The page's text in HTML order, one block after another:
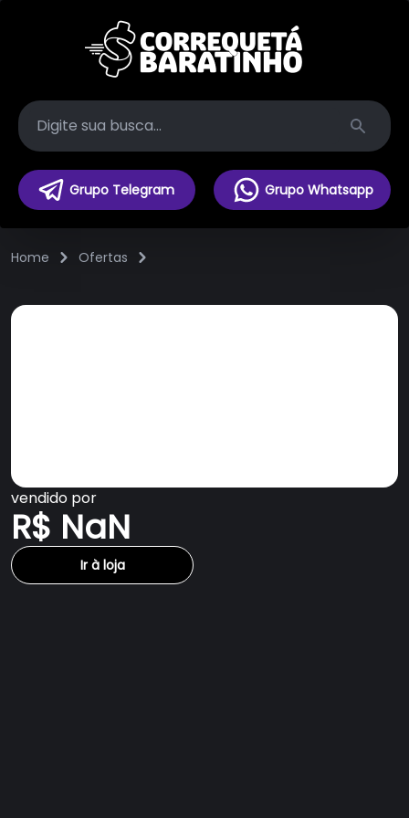
Search
Grupo Telegram Grupo Whatsapp
Home Ofertas
vendido por
R$ NaN
Ir à loja